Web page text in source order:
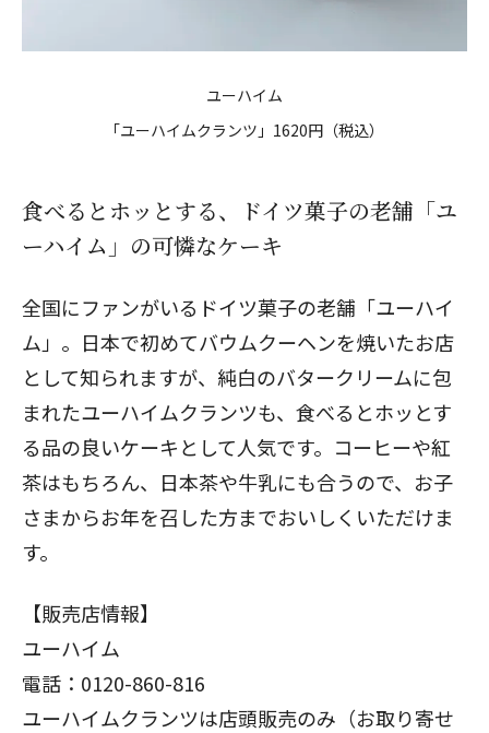
ユーハイム
「ユーハイムクランツ」1620円（税込）
食べるとホッとする、ドイツ菓子の老舗「ユ
ーハイム」の可憐なケーキ
全国にファンがいるドイツ菓子の老舗「ユーハイ
ム」。日本で初めてバウムクーヘンを焼いたお店
として知られますが、純白のバタークリームに包
まれたユーハイムクランツも、食べるとホッとす
る品の良いケーキとして人気です。コーヒーや紅
茶はもちろん、日本茶や牛乳にも合うので、お子
さまからお年を召した方までおいしくいただけま
す。
【販売店情報】
ユーハイム
電話：0120-860-816
ユーハイムクランツは店頭販売のみ（お取り寄せ